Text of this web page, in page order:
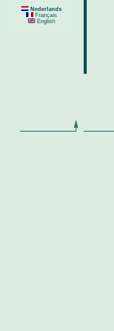
Nederlands
Français
English